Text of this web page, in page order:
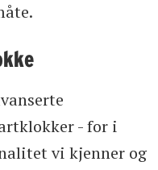
- for i
vi kjenner og